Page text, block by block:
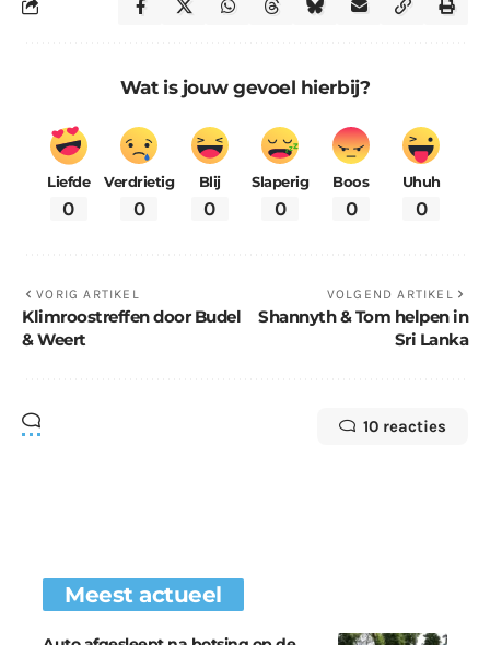
Wat is jouw gevoel hierbij?
Liefde
0
Verdrietig
0
Blij
0
Slaperig
0
Boos
0
Uhuh
0
VORIG ARTIKEL
Klimroostreffen door Budel
& Weert
VOLGEND ARTIKEL
Shannyth & Tom helpen in
Sri Lanka
10 reacties
Meest actueel